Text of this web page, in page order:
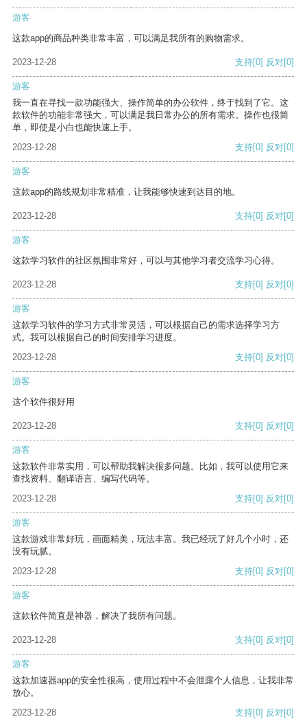
游客
这款app的商品种类非常丰富，可以满足我所有的购物需求。
2023-12-28 支持[0] 反对[0]
游客
我一直在寻找一款功能强大、操作简单的办公软件，终于找到了它。这
款软件的功能非常强大，可以满足我日常办公的所有需求。操作也很简
单，即使是小白也能快速上手。
2023-12-28
支持[0] 反对[0]
游客
这款app的路线规划非常精准，让我能够快速到达目的地。
2023-12-28 支持[0] 反对[0]
游客
这款学习软件的社区氛围非常好，可以与其他学习者交流学习心得。
2023-12-28 支持[0] 反对[0]
游客
这款学习软件的学习方式非常灵活，可以根据自己的需求选择学习方
式。我可以根据自己的时间安排学习进度。
2023-12-28
支持[0] 反对[0]
游客
这个软件很好用
2023-12-28 支持[0] 反对[0]
游客
这款软件非常实用，可以帮助我解决很多问题。比如，我可以使用它来
查找资料、翻译语言、编写代码等。
2023-12-28
支持[0] 反对[0]
游客
这款游戏非常好玩，画面精美，玩法丰富。我已经玩了好几个小时，还
没有玩腻。
2023-12-28
支持[0] 反对[0]
游客
这款软件简直是神器，解决了我所有问题。
2023-12-28 支持[0] 反对[0]
游客
这款加速器app的安全性很高，使用过程中不会泄露个人信息，让我非常
放心。
2023-12-28
支持[0] 反对[0]